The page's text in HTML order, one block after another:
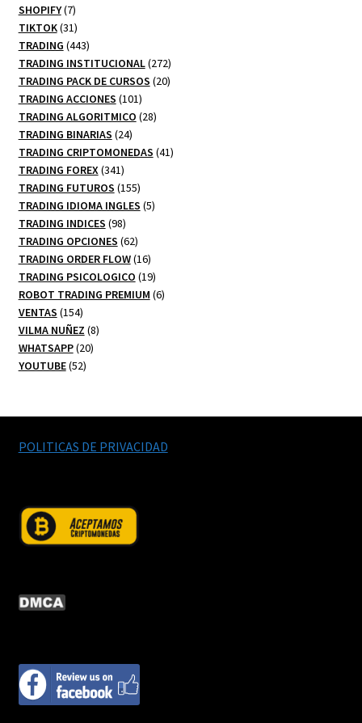
productos
SHOPIFY 77
productos
TIKTOK 3131
productos
TRADING 443443
productos
TRADING INSTITUCIONAL 272272
productos
TRADING PACK DE CURSOS 2020
TRADING ACCIONES 101101
productos
TRADING ALGORITMICO 2828
TRADING BINARIAS 2424
productos
TRADING CRIPTOMONEDAS 4141
TRADING FOREX 341341
productos
TRADING FUTUROS 155155
productos
TRADING IDIOMA INGLES 55
TRADING INDICES 9898
productos
TRADING OPCIONES 6262
productos
TRADING ORDER FLOW 1616
productos
TRADING PSICOLOGICO 1919
productos
ROBOT TRADING PREMIUM 66
VENTAS 154154
productos
VILMA NUÑEZ 88
WHATSAPP 2020
YOUTUBE 5252
POLITICAS DE PRIVACIDAD